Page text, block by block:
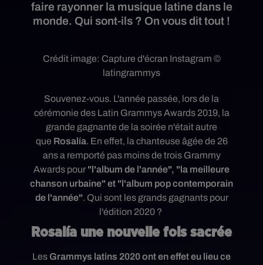
faire rayonner la musique latine dans le
monde. Qui sont-ils ? On vous dit tout !
Crédit image: Capture d'écran Instagram ©
latingrammys
Souvenez-vous. L'année passée, lors de la
cérémonie des Latin Grammys Awards 2019, la
grande gagnante de la soirée n'était autre
que Rosalía. En effet, la chanteuse âgée de 26
ans a remporté pas moins de trois Grammy
Awards pour "l'album de l'année", "la meilleure
chanson urbaine" et "l'album pop contemporain
de l'année". Qui sont les grands gagnants pour
l'édition 2020 ?
Rosalía une nouvelle fois sacrée
Les Grammys latins 2020 ont en effet eu lieu ce